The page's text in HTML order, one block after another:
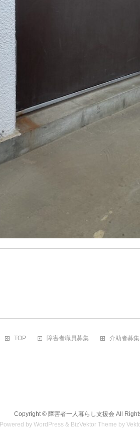
TOP 障害者職員募集 介助者募集
Copyright © 障害者一人暮らし支援会 All
Powered by WordPress & BizVektor Theme by